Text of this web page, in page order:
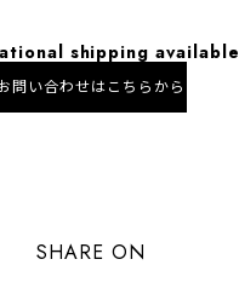
shipping available
問い合わせはこちらから
SHARE ON